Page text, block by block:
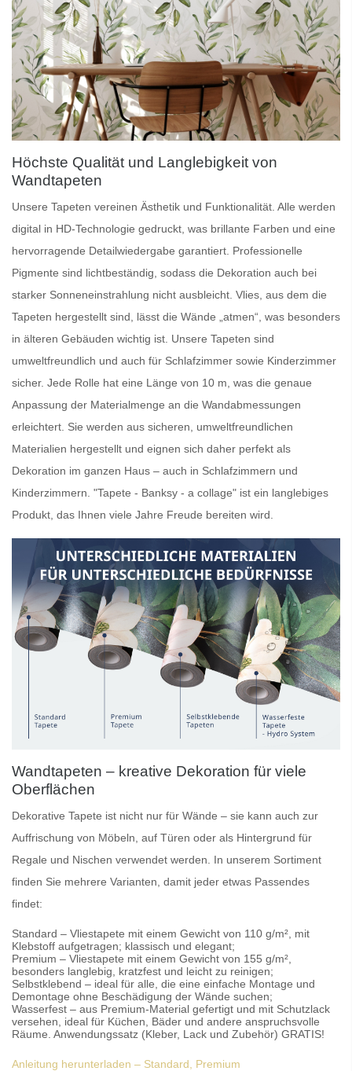
Höchste Qualität und Langlebigkeit von
Wandtapeten
Unsere Tapeten vereinen Ästhetik und Funktionalität. Alle werden
digital in HD-Technologie gedruckt, was brillante Farben und eine
hervorragende Detailwiedergabe garantiert. Professionelle
Pigmente sind lichtbeständig, sodass die Dekoration auch bei
starker Sonneneinstrahlung nicht ausbleicht. Vlies, aus dem die
Tapeten hergestellt sind, lässt die Wände „atmen“, was besonders
in älteren Gebäuden wichtig ist. Unsere Tapeten sind
umweltfreundlich und auch für Schlafzimmer sowie Kinderzimmer
sicher. Jede Rolle hat eine Länge von 10 m, was die genaue
Anpassung der Materialmenge an die Wandabmessungen
erleichtert. Sie werden aus sicheren, umweltfreundlichen
Materialien hergestellt und eignen sich daher perfekt als
Dekoration im ganzen Haus – auch in Schlafzimmern und
Kinderzimmern. "Tapete - Banksy - a collage" ist ein langlebiges
Produkt, das Ihnen viele Jahre Freude bereiten wird.
Wandtapeten – kreative Dekoration für viele
Oberflächen
Dekorative Tapete ist nicht nur für Wände – sie kann auch zur
Auffrischung von Möbeln, auf Türen oder als Hintergrund für
Regale und Nischen verwendet werden. In unserem Sortiment
finden Sie mehrere Varianten, damit jeder etwas Passendes
findet:
Standard – Vliestapete mit einem Gewicht von 110 g/m², mit
Klebstoff aufgetragen; klassisch und elegant;
Premium – Vliestapete mit einem Gewicht von 155 g/m²,
besonders langlebig, kratzfest und leicht zu reinigen;
Selbstklebend – ideal für alle, die eine einfache Montage und
Demontage ohne Beschädigung der Wände suchen;
Wasserfest – aus Premium-Material gefertigt und mit Schutzlack
versehen, ideal für Küchen, Bäder und andere anspruchsvolle
Räume. Anwendungssatz (Kleber, Lack und Zubehör) GRATIS!
Anleitung herunterladen – Standard, Premium